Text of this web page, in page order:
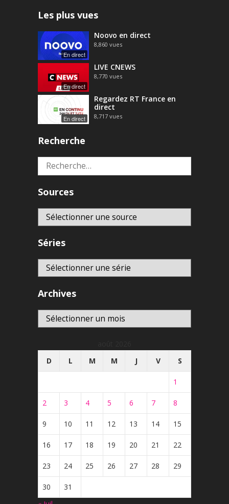
Les plus vues
En direct
Noovo en direct
8,860 vues
En direct
LIVE CNEWS
8,770 vues
En direct
Regardez RT France en
direct
8,717 vues
Recherche
Rechercher :
Sources
Séries
Archives
Archives
D
L M M J V S
1
2 3 4 5 6 7 8
9 10 11 12 13 14 15
16 17 18 19 20 21 22
23 24 25 26 27 28 29
30
31